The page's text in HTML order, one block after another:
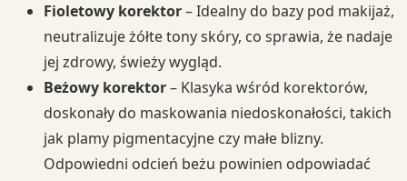
Fioletowy korektor– Idealny do bazy pod makijaż,
neutralizuje żółte tony skóry, co sprawia, że nadaje
jej zdrowy, świeży wygląd.
Beżowy korektor– Klasyka wśród korektorów,
doskonały do maskowania niedoskonałości, takich
jak plamy pigmentacyjne czy małe blizny.
Odpowiedni odcień beżu powinien odpowiadać